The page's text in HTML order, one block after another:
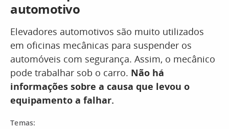
automotivo
Elevadores automotivos são muito utilizados
em oficinas mecânicas para suspender os
automóveis com segurança. Assim, o mecânico
pode trabalhar sob o carro. Não há
informações sobre a causa que levou o
equipamento a falhar.
Temas: